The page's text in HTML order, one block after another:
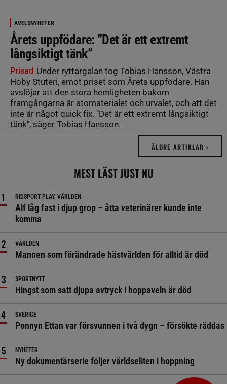
AVELSNYHETER
Årets uppfödare: ”Det är ett extremt
långsiktigt tänk”
Prisad Under ryttargalan tog Tobias Hansson, Västra
Hoby Stuteri, emot priset som Årets uppfödare. Han
avslöjar att den stora hemligheten bakom
framgångarna är stomaterialet och urvalet, och att det
inte är något quick fix. "Det är ett extremt långsiktigt
tänk", säger Tobias Hansson.
ÄLDRE ARTIKLAR ›
MEST LÄST JUST NU
RIDSPORT PLAY, VÄRLDEN
Alf låg fast i djup grop – åtta veterinärer kunde inte
komma
VÄRLDEN
Mannen som förändrade hästvärlden för alltid är död
SPORTNYTT
Hingst som satt djupa avtryck i hoppaveln är död
SVERIGE
Ponnyn Ettan var försvunnen i två dygn – försökte räddas
NYHETER
Ny dokumentärserie följer världseliten i hoppning